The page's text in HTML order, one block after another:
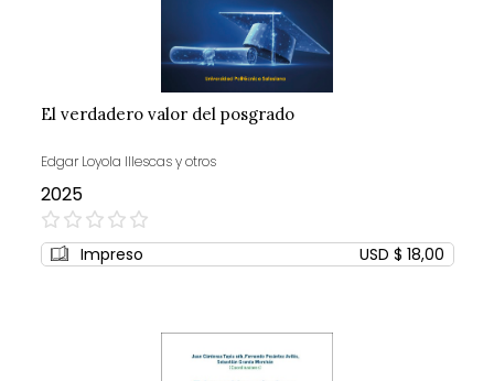
El verdadero valor del posgrado
Edgar Loyola Illescas y otros
2025
0%
Impreso USD $ 18,00